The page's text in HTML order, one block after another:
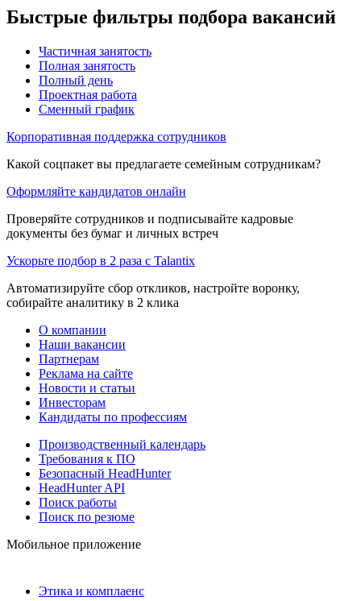
Быстрые фильтры подбора вакансий
Частичная занятость
Полная занятость
Полный день
Проектная работа
Сменный график
Корпоративная поддержка сотрудников
Какой соцпакет вы предлагаете семейным сотрудникам?
Оформляйте кандидатов онлайн
Проверяйте сотрудников и подписывайте кадровые
документы без бумаг и личных встреч
Ускорьте подбор в 2 раза с Talantix
Автоматизируйте сбор откликов, настройте воронку,
собирайте аналитику в 2 клика
О компании
Наши вакансии
Партнерам
Реклама на сайте
Новости и статьи
Инвесторам
Кандидаты по профессиям
Производственный календарь
Требования к ПО
Безопасный HeadHunter
HeadHunter API
Поиск работы
Поиск по резюме
Мобильное приложение
Этика и комплаенс